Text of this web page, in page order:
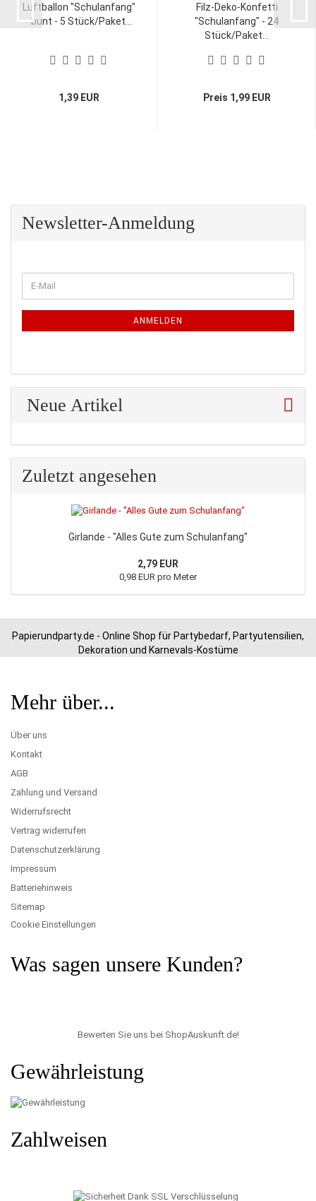
Luftballon "Schulanfang"
- bunt - 5 Stück/Paket...
1,39 EUR
Filz-Deko-Konfetti
"Schulanfang" - 24
Stück/Paket...
Preis 1,99 EUR
Newsletter-Anmeldung
ZUR
NEWSLETTER-
E-
Mail
ANMELDEN
Neue Artikel
Zuletzt angesehen
Girlande - "Alles Gute zum Schulanfang"
2,79 EUR
0,98 EUR pro Meter
Papierundparty.de - Online Shop für Partybedarf, Partyutensilien,
Dekoration und Karnevals-Kostüme
Mehr über...
Über uns
Kontakt
AGB
Zahlung und Versand
Widerrufsrecht
Vertrag widerrufen
Datenschutzerklärung
Impressum
Batteriehinweis
Sitemap
Cookie Einstellungen
Was sagen unsere Kunden?
Bewerten Sie uns bei ShopAuskunft.de!
Gewährleistung
Zahlweisen